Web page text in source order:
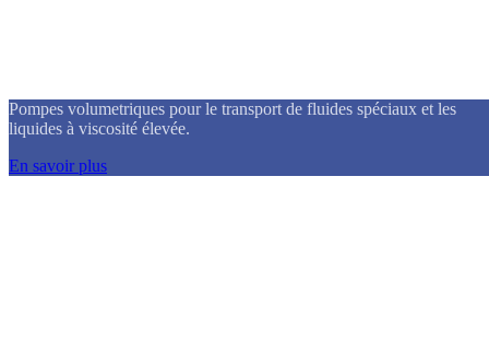
Pompes volumetriques pour le transport de fluides spéciaux et les
liquides à viscosité élevée.
En savoir plus